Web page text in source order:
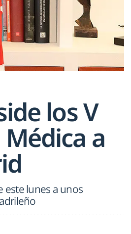
los V
a
este lunes a unos